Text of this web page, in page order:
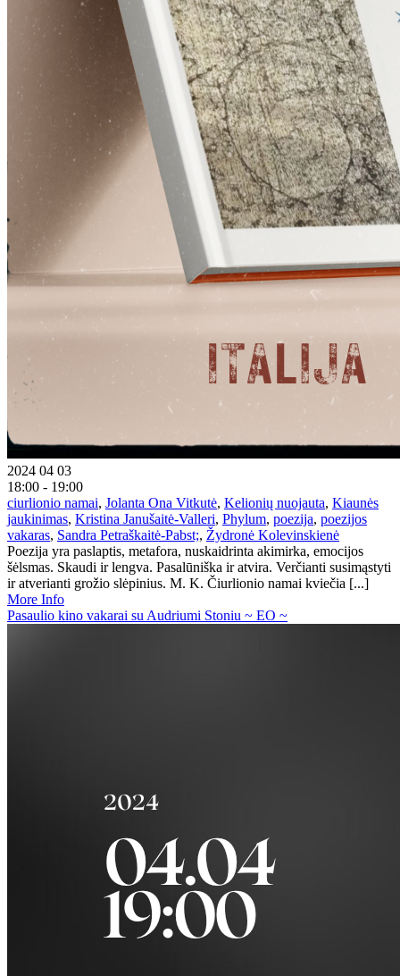
2024 04 03
18:00 - 19:00
ciurlionio namai, Jolanta Ona Vitkutė, Kelionių nuojauta, Kiaunės
jaukinimas, Kristina Janušaitė-Valleri, Phylum, poezija, poezijos
vakaras, Sandra Petraškaitė-Pabst;, Žydronė Kolevinskienė
Poezija yra paslaptis, metafora, nuskaidrinta akimirka, emocijos
šėlsmas. Skaudi ir lengva. Pasalūniška ir atvira. Verčianti susimąstyti
ir atverianti grožio slėpinius. M. K. Čiurlionio namai kviečia [...]
More Info
Pasaulio kino vakarai su Audriumi Stoniu ~ EO ~